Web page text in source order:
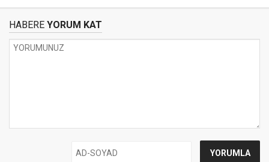
HABERE YORUM KAT